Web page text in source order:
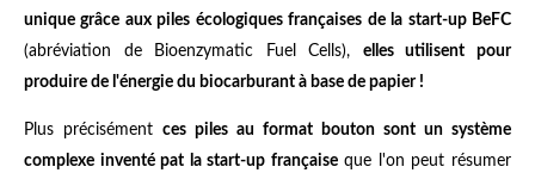
unique grâce aux piles écologiques françaises de la start-up BeFC
(abréviation de Bioenzymatic Fuel Cells), elles utilisent pour
produire de l'énergie du biocarburant à base de papier !
Plus précisément ces piles au format bouton sont un système
complexe inventé pat la start-up françaiseque l'on peut résumer